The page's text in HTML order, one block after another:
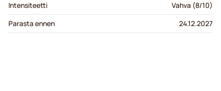
Intensiteetti
Vahva (8/10)
Parasta ennen
24.12.2027